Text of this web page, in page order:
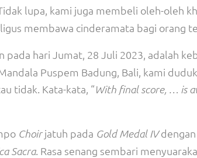
lupa, kami juga membeli oleh-oleh
membawa cinderamata bagi orang
pada hari Jumat, 28 Juli 2023, adalah
Puspem Badung, Bali, kami
tidak. Kata-kata, “With final score, … is
Choirjatuh pada Gold Medal IVdengan
Sacra. Rasa senang sembari